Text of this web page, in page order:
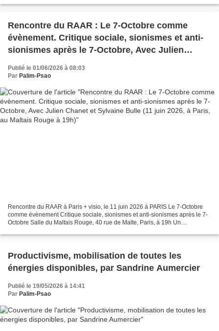
Rencontre du RAAR : Le 7-Octobre comme
évènement. Critique sociale, sionismes et anti-
sionismes après le 7-Octobre, Avec Julien
Chanet et Sylvaine Bulle (11 juin 2026, à Paris,
au Maltais Rouge à 19h)
Publié le 01/06/2026 à 08:03
Par Palim-Psao
Rencontre du RAAR à Paris + visio, le 11 juin 2026 à PARIS Le 7-Octobre
comme évènement Critique sociale, sionismes et anti-sionismes après le 7-
Octobre Salle du Maltais Rouge, 40 rue de Malte, Paris, à 19h Un
Productivisme, mobilisation de toutes les
énergies disponibles, par Sandrine Aumercier
Publié le 19/05/2026 à 14:41
Par Palim-Psao